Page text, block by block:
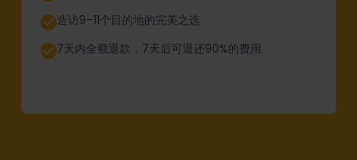
造访9–11个目的地的完美之选
7天内全额退款，7天后可退还90%的费用